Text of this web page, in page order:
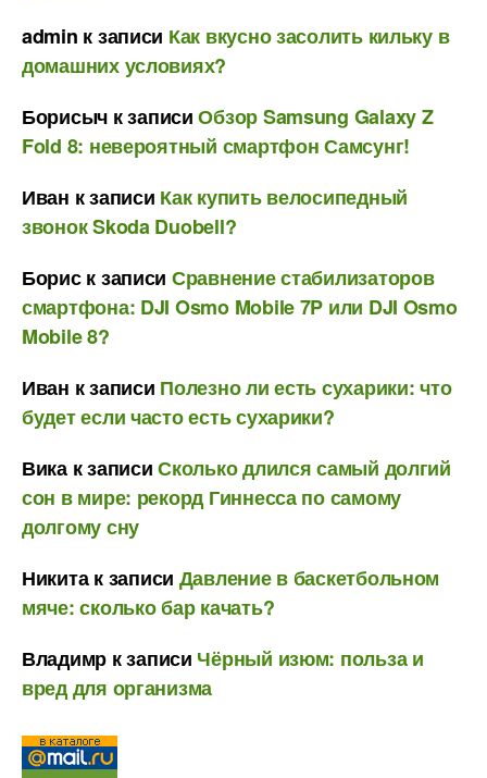
admin к записи Как вкусно засолить кильку в
домашних условиях?
Борисыч к записиОбзор Samsung Galaxy Z
Fold 8: невероятный смартфон Самсунг!
Иван к записи Как купить велосипедный
звонок Skoda Duobell?
Бориск записи Сравнение стабилизаторов
смартфона: DJI Osmo Mobile 7P или DJI Osmo
Mobile 8?
Иван к записи Полезно ли есть сухарики: что
будет если часто есть сухарики?
Викак записиСколько длился самый долгий
сон в мире: рекорд Гиннесса по самому
долгому сну
Никитак записи Давление в баскетбольном
мяче: сколько бар качать?
Владимр к записи Чёрный изюм: польза и
вред для организма